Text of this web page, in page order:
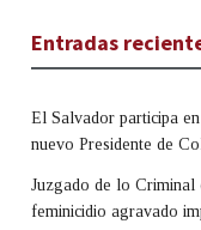
Entradas
El Salvador participa
nuevo Presidente de
Juzgado de lo Criminal
feminicidio agravado